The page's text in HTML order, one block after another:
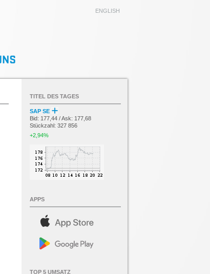
ENGLISH
TITEL DES TAGES
SAP SE
Bid: 177,44 / Ask: 177,68
Stückzahl: 327 856
+2,94%
APPS
TOP 5 UMSATZ